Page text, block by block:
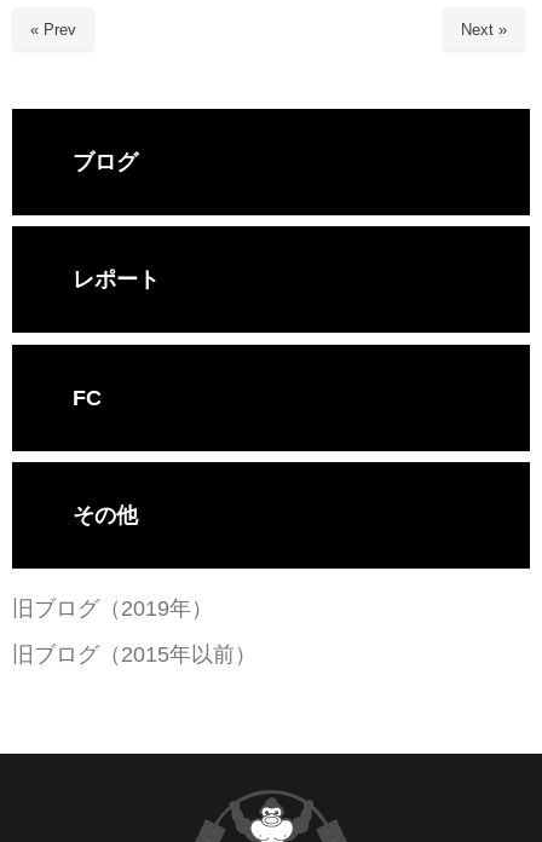
« Prev Next »
ブログ
レポート
FC
その他
旧ブログ（2019年）
旧ブログ（2015年以前）